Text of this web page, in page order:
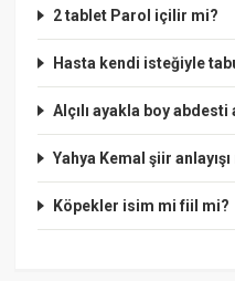
2 tablet Parol içilir mi?
Hasta kendi isteğiyle
Alçılı ayakla boy abdesti
Yahya Kemal şiir
Köpekler isim mi fiil mi?